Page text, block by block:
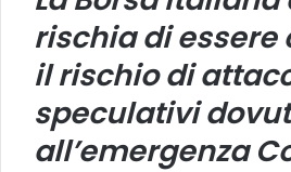
rischia di essere
il rischio di
speculativi
all’emergenza